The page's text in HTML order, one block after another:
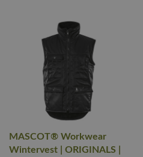
MASCOT® Workwear
Wintervest | ORIGINALS |